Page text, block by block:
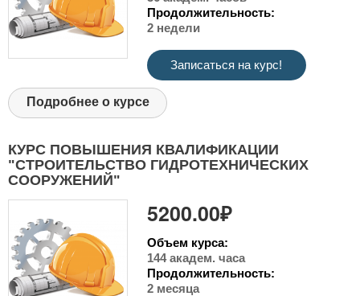
Продолжительность:
2 недели
Записаться на курс!
Подробнее о курсе
КУРС ПОВЫШЕНИЯ КВАЛИФИКАЦИИ
"СТРОИТЕЛЬСТВО ГИДРОТЕХНИЧЕСКИХ
СООРУЖЕНИЙ"
5200.00₽
Объем курса:
144 академ. часа
Продолжительность:
2 месяца